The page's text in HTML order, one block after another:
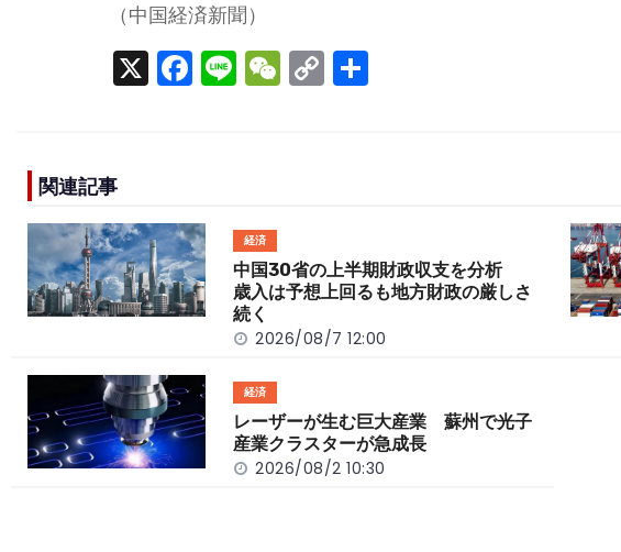
（中国経済新聞）
X F
a
o
o
k
Li
n
W
e
C
o
k
関連記事
経済
中国30省の上半期財政収支を分析
歳入は予想上回るも地方財政の厳しさ
続く
2026/08/7 12:00
経済
レーザーが生む巨大産業 蘇州で光子
産業クラスターが急成長
2026/08/2 10:30